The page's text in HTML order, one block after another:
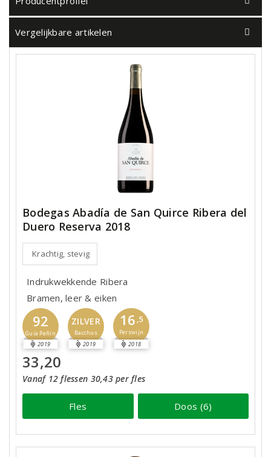
Vergelijkbare artikelen
Bodegas Abadía de San Quirce Ribera del
Duero Reserva 2018
Krachtig, stevig
Indrukwekkende Ribera
Bramen, leer & eiken
92
Guía Peñín
2019
ZILVER
Bacchus
2019
16 ,5
Perswijn
2018
33,20
Vanaf 12 flessen 30,43 per fles
Fles Doos (6)